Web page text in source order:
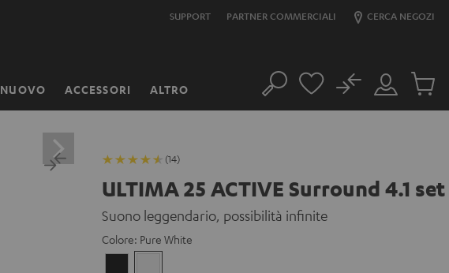
SUPPORT PARTNER COMMERCIALI CERCA NEGOZI
NUOVO ACCESSORI ALTRO Cerca
Il
mio
No
Prodotti
(14)
ULTIMA 25 ACTIVE Surround 4.1 set
Suono leggendario, possibilità infinite
Colore: Pure White